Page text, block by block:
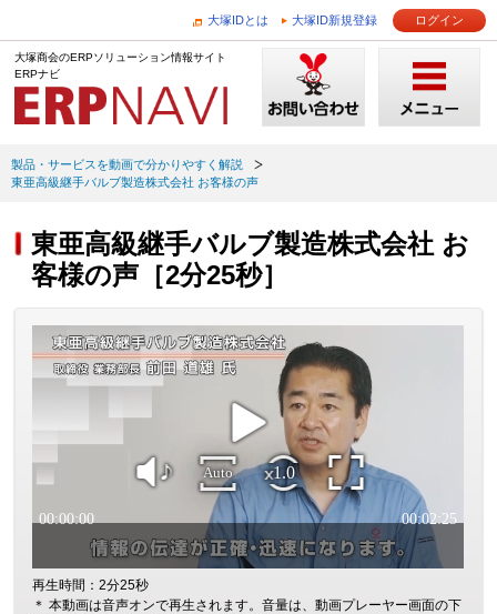
大塚IDとは 大塚ID新規登録 ログイン
大塚商会のERPソリューション情報サイト
ERPナビ
製品・サービスを動画で分かりやすく解説
東亜高級継手バルブ製造株式会社 お客様の声
東亜高級継手バルブ製造株式会社 お
客様の声［2分25秒］
再生時間：2分25秒
＊ 本動画は音声オンで再生されます。音量は、動画プレーヤー画面の下